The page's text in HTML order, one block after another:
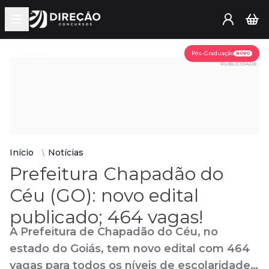
Open main menu
Pós-Graduação NOVO
PUBLICIDADE
Início Notícias
Prefeitura Chapadão do
Céu (GO): novo edital
publicado; 464 vagas!
A Prefeitura de Chapadão do Céu, no
estado do Goiás, tem novo edital com 464
vagas para todos os níveis de escolaridade.